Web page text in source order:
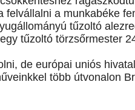
felvállalni a munkabéke
tűzoltó
tűzoltó törzsőrmester
de európai uniós
több útvonalon